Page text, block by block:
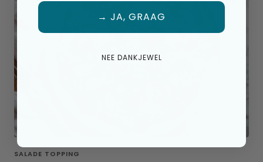
SALADE TOPPING
→ JA, GRAAG
NEE DANKJEWEL